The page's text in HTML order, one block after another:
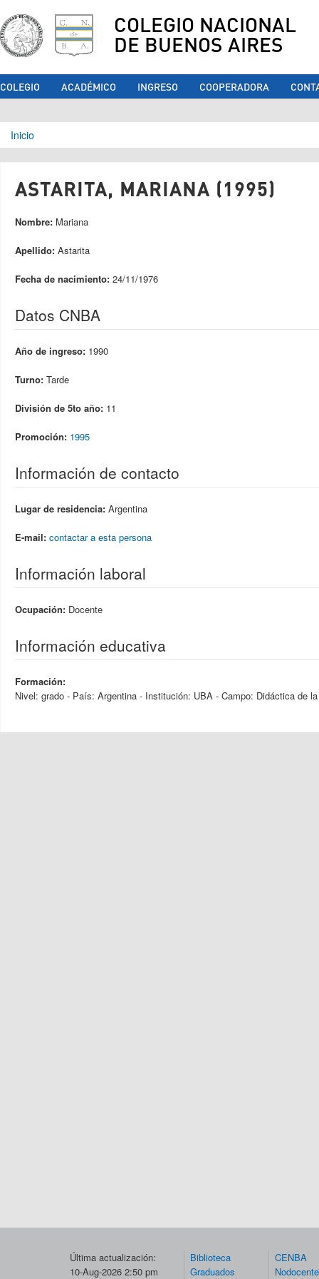
COLEGIO NACIONAL
DE BUENOS AIRES
COLEGIO ACADÉMICO INGRESO COOPERADORA
Se encuentra usted aquí
Inicio
ASTARITA, MARIANA (1995)
Nombre: Mariana
Apellido: Astarita
Fecha de nacimiento: 24/11/1976
Datos CNBA
Año de ingreso: 1990
Turno: Tarde
División de 5to año: 11
Promoción: 1995
Información de contacto
Lugar de residencia: Argentina
E-mail: contactar a esta persona
Información laboral
Ocupación: Docente
Información educativa
Formación:
Nivel: grado - País: Argentina - Institución: UBA - Campo: Didáctica de
Última actualización:
10-Aug-2026 2:50 pm
Biblioteca
Graduados
CENBA